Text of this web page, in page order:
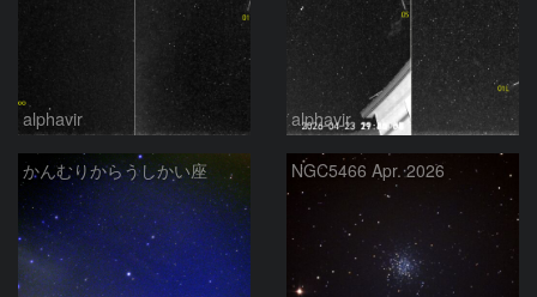
alphavir alphavir
かんむりからうしかい座 NGC5466 Apr. 2026